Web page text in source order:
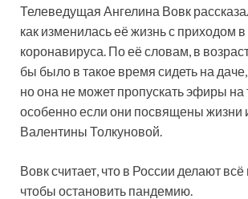
Телеведущая Ангелина Вовк
как изменилась её жизнь с приходом
коронавируса. По её словам, в
бы было в такое время сидеть на даче,
но она не может пропускать эфиры на
особенно если они посвящены жизни
Валентины Толкуновой.
Вовк считает, что в России делают
чтобы остановить пандемию.